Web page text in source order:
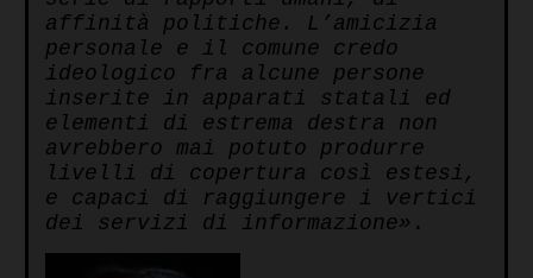
affinità politiche. L’amicizia
personale e il comune credo
ideologico fra alcune persone
inserite in apparati statali ed
elementi di estrema destra non
avrebbero mai potuto produrre
livelli di copertura così estesi,
e capaci di raggiungere i vertici
dei servizi di informazione» .